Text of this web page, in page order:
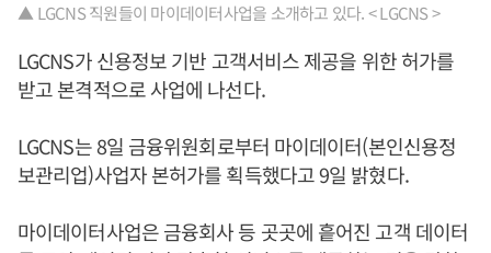
▲ LGCNS 직원들이 마이데이터사업을 소개하고 있다. < LGCNS >
LGCNS가 신용정보 기반 고객서비스 제공을 위한 허가를
받고 본격적으로 사업에 나선다.
LGCNS는 8일 금융위원회로부터 마이데이터(본인신용정
보관리업)사업자 본허가를 획득했다고 9일 밝혔다.
마이데이터사업은 금융회사 등 곳곳에 흩어진 고객 데이터